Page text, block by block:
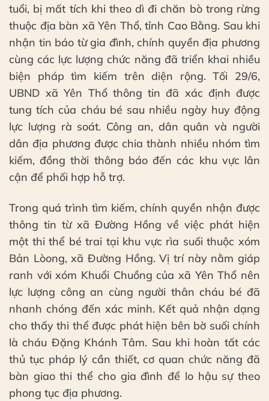
tuổi, bị mất tích khi theo dì đi chăn bò trong rừng
thuộc địa bàn xã Yên Thổ, tỉnh Cao Bằng. Sau khi
nhận tin báo từ gia đình, chính quyền địa phương
cùng các lực lượng chức năng đã triển khai nhiều
biện pháp tìm kiếm trên diện rộng. Tối 29/6,
UBND xã Yên Thổ thông tin đã xác định được
tung tích của cháu bé sau nhiều ngày huy động
lực lượng rà soát. Công an, dân quân và người
dân địa phương được chia thành nhiều nhóm tìm
kiếm, đồng thời thông báo đến các khu vực lân
cận để phối hợp hỗ trợ.
Trong quá trình tìm kiếm, chính quyền nhận được
thông tin từ xã Đường Hồng về việc phát hiện
một thi thể bé trai tại khu vực rìa suối thuộc xóm
Bản Lòong, xã Đường Hồng. Vị trí này nằm giáp
ranh với xóm Khuổi Chuồng của xã Yên Thổ nên
lực lượng công an cùng người thân cháu bé đã
nhanh chóng đến xác minh. Kết quả nhận dạng
cho thấy thi thể được phát hiện bên bờ suối chính
là cháu Đặng Khánh Tâm. Sau khi hoàn tất các
thủ tục pháp lý cần thiết, cơ quan chức năng đã
bàn giao thi thể cho gia đình để lo hậu sự theo
phong tục địa phương.